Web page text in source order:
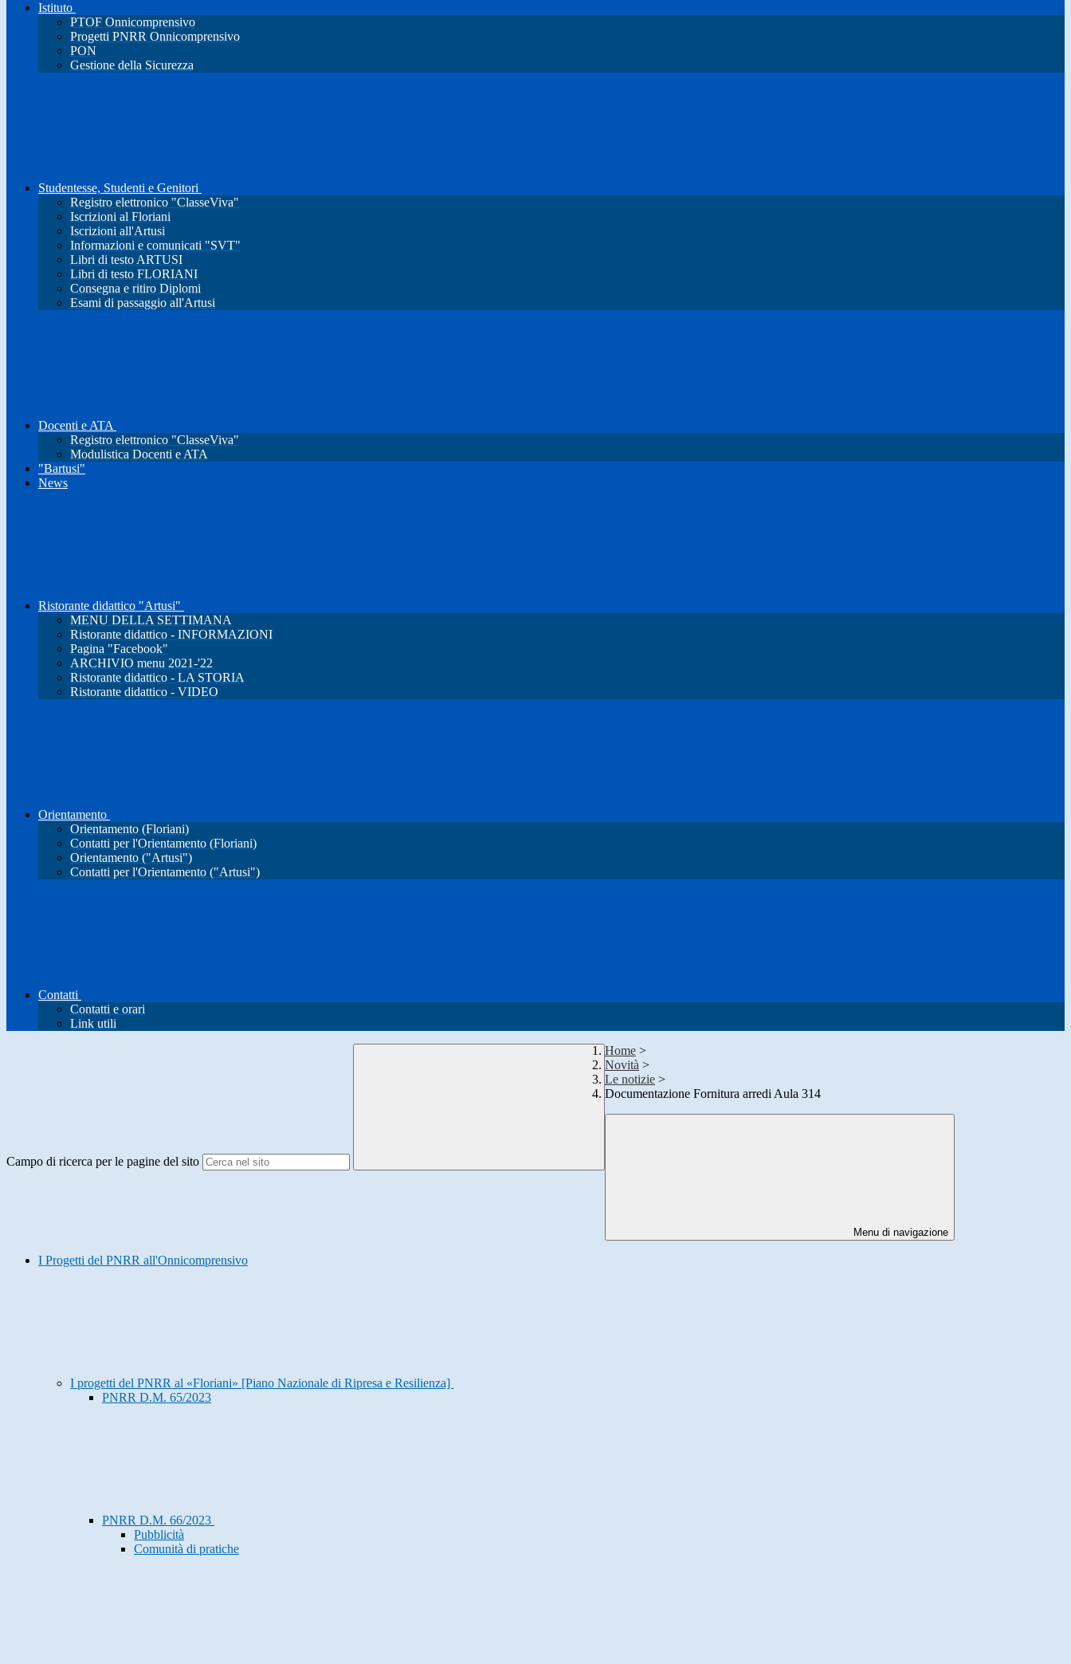
Istituto
PTOF Onnicomprensivo
Progetti PNRR Onnicomprensivo
PON
Gestione della Sicurezza
Studentesse, Studenti e Genitori
Registro elettronico "ClasseViva"
Iscrizioni al Floriani
Iscrizioni all'Artusi
Informazioni e comunicati "SVT"
Libri di testo ARTUSI
Libri di testo FLORIANI
Consegna e ritiro Diplomi
Esami di passaggio all'Artusi
Docenti e ATA
Registro elettronico "ClasseViva"
Modulistica Docenti e ATA
"Bartusi"
News
Ristorante didattico "Artusi"
MENU DELLA SETTIMANA
Ristorante didattico - INFORMAZIONI
Pagina "Facebook"
ARCHIVIO menu 2021-'22
Ristorante didattico - LA STORIA
Ristorante didattico - VIDEO
Orientamento
Orientamento (Floriani)
Contatti per l'Orientamento (Floriani)
Orientamento ("Artusi")
Contatti per l'Orientamento ("Artusi")
Contatti
Contatti e orari
Link utili
Campo di ricerca per le pagine del sito
Home >
Novità >
Le notizie >
Documentazione Fornitura arredi Aula 314
Menu di navigazione
I Progetti del PNRR all'Onnicomprensivo
I progetti del PNRR al «Floriani» [Piano Nazionale di Ripresa e Resilienza]
PNRR D.M. 65/2023
PNRR D.M. 66/2023
Pubblicità
Comunità di pratiche